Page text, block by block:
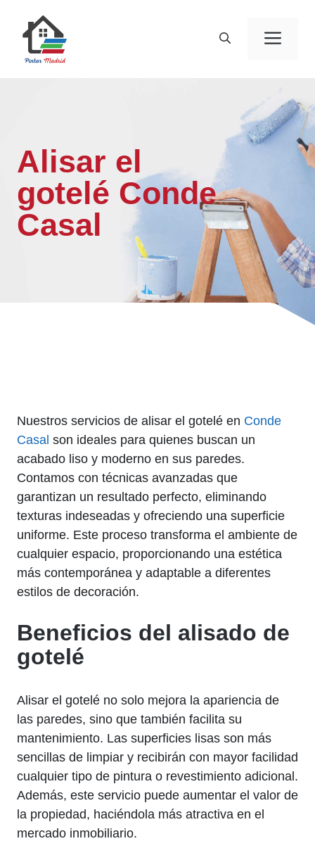
contenido
Alisar el
gotelé Conde
Casal
Nuestros servicios de alisar el gotelé en Conde
Casal son ideales para quienes buscan un
acabado liso y moderno en sus paredes.
Contamos con técnicas avanzadas que
garantizan un resultado perfecto, eliminando
texturas indeseadas y ofreciendo una superficie
uniforme. Este proceso transforma el ambiente de
cualquier espacio, proporcionando una estética
más contemporánea y adaptable a diferentes
estilos de decoración.
Beneficios del alisado de
gotelé
Alisar el gotelé no solo mejora la apariencia de
las paredes, sino que también facilita su
mantenimiento. Las superficies lisas son más
sencillas de limpiar y recibirán con mayor facilidad
cualquier tipo de pintura o revestimiento adicional.
Además, este servicio puede aumentar el valor de
la propiedad, haciéndola más atractiva en el
mercado inmobiliario.